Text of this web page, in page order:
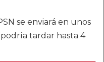
se enviará en unos
tardar hasta 4